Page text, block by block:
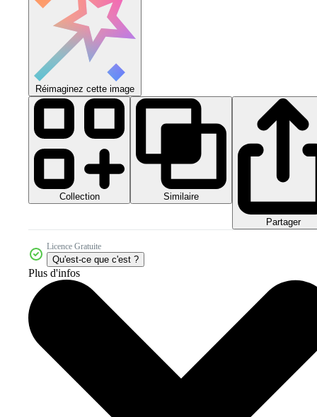
Réimaginez cette image
Collection Similaire
Partager
Licence Gratuite
Qu'est-ce que c'est ?
Plus d'infos